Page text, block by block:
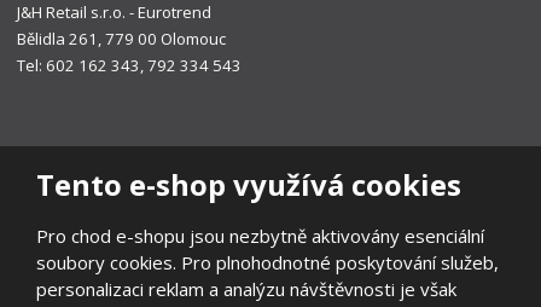
Tento e-shop využívá cookies
Pro chod e-shopu jsou nezbytně aktivovány esenciální
soubory cookies. Pro plnohodnotné poskytování služeb,
personalizaci reklam a analýzu návštěvnosti je však
J&H Retail s.r.o. - Eurotrend
Bělidla 261, 779 00 Olomouc
Tel: 602 162 343, 792 334 543